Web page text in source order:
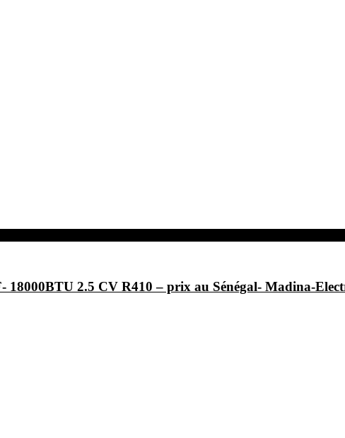
18000BTU 2.5 CV R410 – prix au Sénégal- Madina-